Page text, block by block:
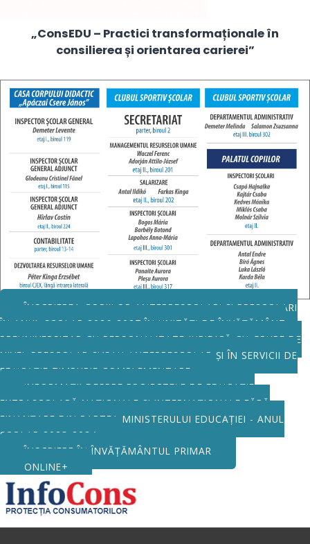
„ConsEDU – Practici transformaționale în
consilierea și orientarea carierei”
ÎNSCRIEREA COPIILOR ANTEPREȘCOLARI ȘI PREȘCOLARI
ÎN ANUL ȘCOLAR 2026-2027 ÎN UNITĂȚI DE ÎNVĂȚĂMÂNT
PREUNIVERSITAR CU PERSONALITATE JURIDICĂ CU GRUPE DE
NIVEL PREȘCOLAR ȘI/SAU ANTEPREȘCOLAR ȘI ÎN SERVICII DE
EDUCAȚIE TIMPURIE COMPLEMENTARE
INFORMAȚII DESPRE PROIECTELE DE EDUCAȚIE
EXTRAȘCOLARĂ NAȚIONALE ȘI INTERNAȚIONALE FĂRĂ
FINANȚARE DIN PARTEA MINISTERULUI EDUCAȚIEI - ANUL
ȘCOLAR 2023-2024
ÎNSCRIERE ÎN ÎNVĂȚĂMÂNTUL PRIMAR
ONLINE+